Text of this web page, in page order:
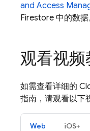
and Access
Firestore 中的数据
观看视频
如需查看详细的
指南，请观看以下
Web iOS+